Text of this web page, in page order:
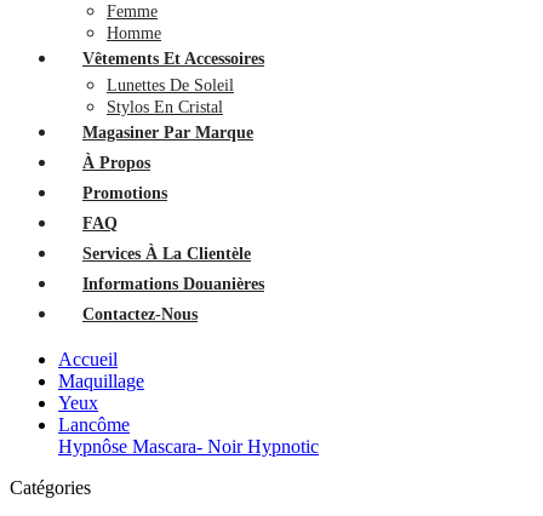
Femme
Homme
Vêtements Et Accessoires
Lunettes De Soleil
Stylos En Cristal
Magasiner Par Marque
À Propos
Promotions
FAQ
Services À La Clientèle
Informations Douanières
Contactez-Nous
Accueil
Maquillage
Yeux
Lancôme
Hypnôse Mascara- Noir Hypnotic
Catégories